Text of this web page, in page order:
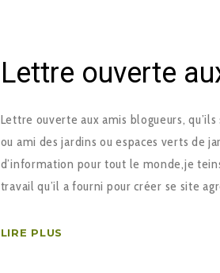
Lettre ouverte
Lettre ouverte aux amis blogueurs,
ou ami des jardins ou espaces verts de
d’information pour tout le monde,je
travail qu’il a fourni pour créer se site
LIRE PLUS